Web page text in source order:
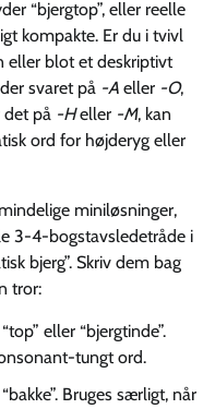
“bjergtop”, eller reelle
kompakte. Er du i tvivl
eller blot et deskriptivt
svaret på -A eller -O,
det på -Heller -M, kan
ord for højderyg eller
miniløsninger,
3-4-bogstavsledetråde i
bjerg”. Skriv dem bag
tror:
eller “bjergtinde”.
tungt ord.
Bruges særligt, når